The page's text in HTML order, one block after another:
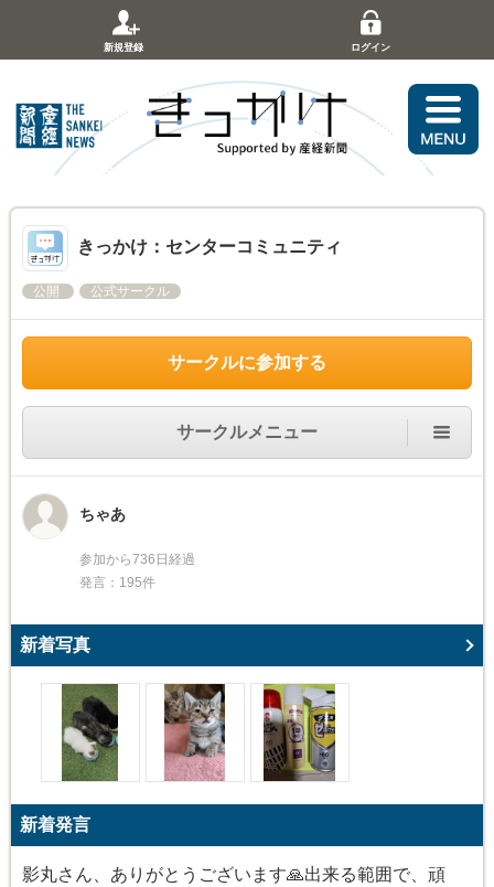
新規登録 ログイン
きっかけ：センターコミュニティ
公開 公式サークル
サークルに参加する
サークルメニュー
ちゃあ
参加から736日経過
発言：195件
新着写真
新着発言
影丸さん、ありがとうございます🙏出来る範囲で、頑